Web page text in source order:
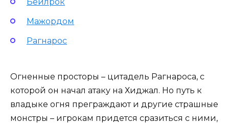
Мажордом
Рагнарос
Огненные просторы – цитадель Рагнароса, с
которой он начал атаку на Хиджал. Но путь к
владыке огня преграждают и другие страшные
монстры – игрокам придется сразиться с ними,